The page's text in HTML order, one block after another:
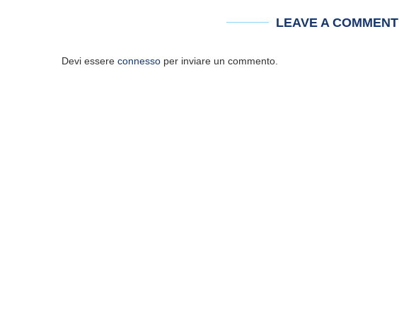
LEAVE A COMMENT
Devi essere connesso per inviare un commento.